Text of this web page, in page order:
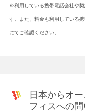
※利用している携帯電話会社や契
す。また、料金も利用している
にてご確認ください。
日本からオ
フィスへの